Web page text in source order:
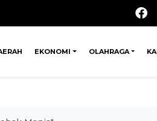
EKONOMI OLAHRAGA